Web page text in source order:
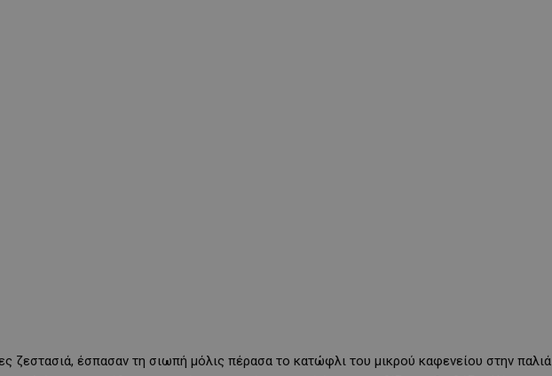
ζεστασιά, έσπασαν τη σιωπή μόλις πέρασα το κατώφλι του μικρού καφενείου στην παλιά